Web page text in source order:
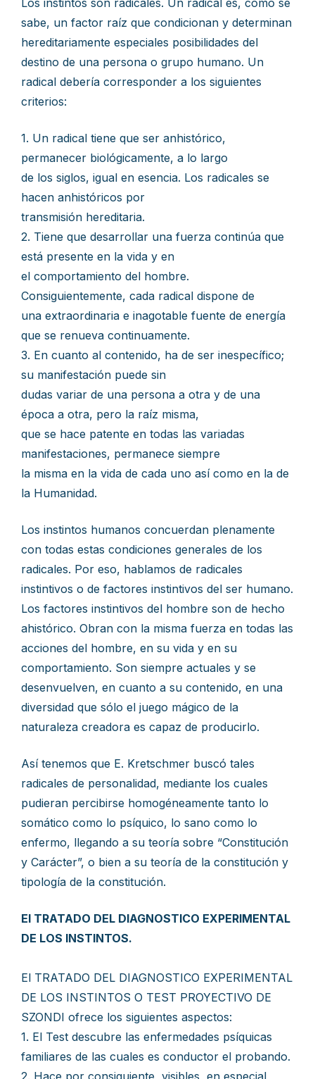
Los instintos son radicales. Un radical es, como se
sabe, un factor raíz que condicionan y determinan
hereditariamente especiales posibilidades del
destino de una persona o grupo humano. Un
radical debería corresponder a los siguientes
criterios:
1. Un radical tiene que ser anhistórico,
permanecer biológicamente, a lo largo
de los siglos, igual en esencia. Los radicales se
hacen anhistóricos por
transmisión hereditaria.
2. Tiene que desarrollar una fuerza continúa que
está presente en la vida y en
el comportamiento del hombre.
Consiguientemente, cada radical dispone de
una extraordinaria e inagotable fuente de energía
que se renueva continuamente.
3. En cuanto al contenido, ha de ser inespecífico;
su manifestación puede sin
dudas variar de una persona a otra y de una
época a otra, pero la raíz misma,
que se hace patente en todas las variadas
manifestaciones, permanece siempre
la misma en la vida de cada uno así como en la de
la Humanidad.
Los instintos humanos concuerdan plenamente
con todas estas condiciones generales de los
radicales. Por eso, hablamos de radicales
instintivos o de factores instintivos del ser humano.
Los factores instintivos del hombre son de hecho
ahistórico. Obran con la misma fuerza en todas las
acciones del hombre, en su vida y en su
comportamiento. Son siempre actuales y se
desenvuelven, en cuanto a su contenido, en una
diversidad que sólo el juego mágico de la
naturaleza creadora es capaz de producirlo.
Así tenemos que E. Kretschmer buscó tales
radicales de personalidad, mediante los cuales
pudieran percibirse homogéneamente tanto lo
somático como lo psíquico, lo sano como lo
enfermo, llegando a su teoría sobre “Constitución
y Carácter”, o bien a su teoría de la constitución y
tipología de la constitución.
El TRATADO DEL DIAGNOSTICO EXPERIMENTAL
DE LOS INSTINTOS.
El TRATADO DEL DIAGNOSTICO EXPERIMENTAL
DE LOS INSTINTOS O TEST PROYECTIVO DE
SZONDI ofrece los siguientes aspectos:
1. El Test descubre las enfermedades psíquicas
familiares de las cuales es conductor el probando.
2. Hace por consiguiente, visibles, en especial